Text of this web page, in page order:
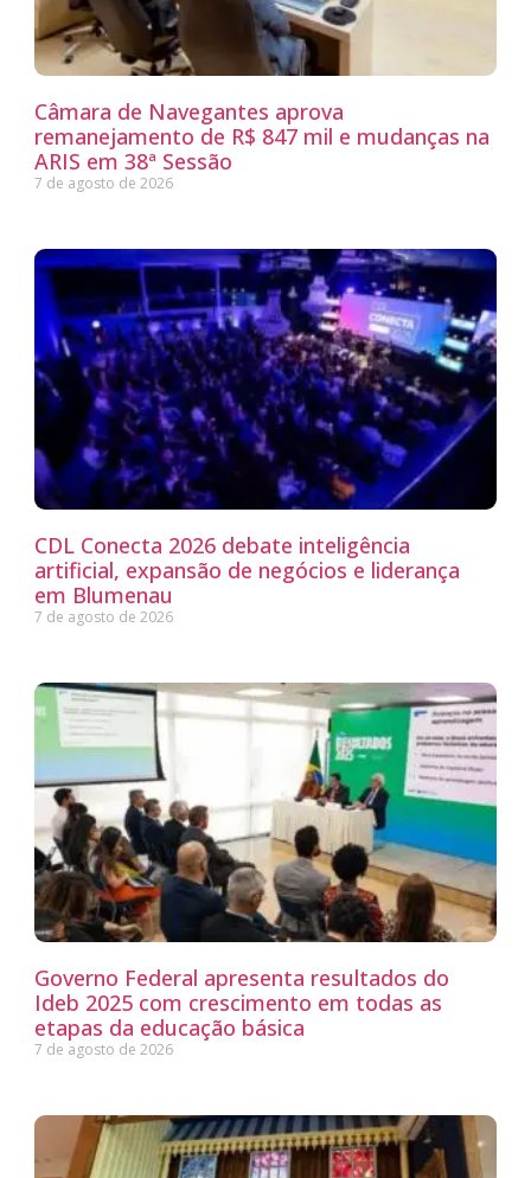
Câmara de Navegantes aprova
remanejamento de R$ 847 mil e mudanças na
ARIS em 38ª Sessão
7 de agosto de 2026
CDL Conecta 2026 debate inteligência
artificial, expansão de negócios e liderança
em Blumenau
7 de agosto de 2026
Governo Federal apresenta resultados do
Ideb 2025 com crescimento em todas as
etapas da educação básica
7 de agosto de 2026